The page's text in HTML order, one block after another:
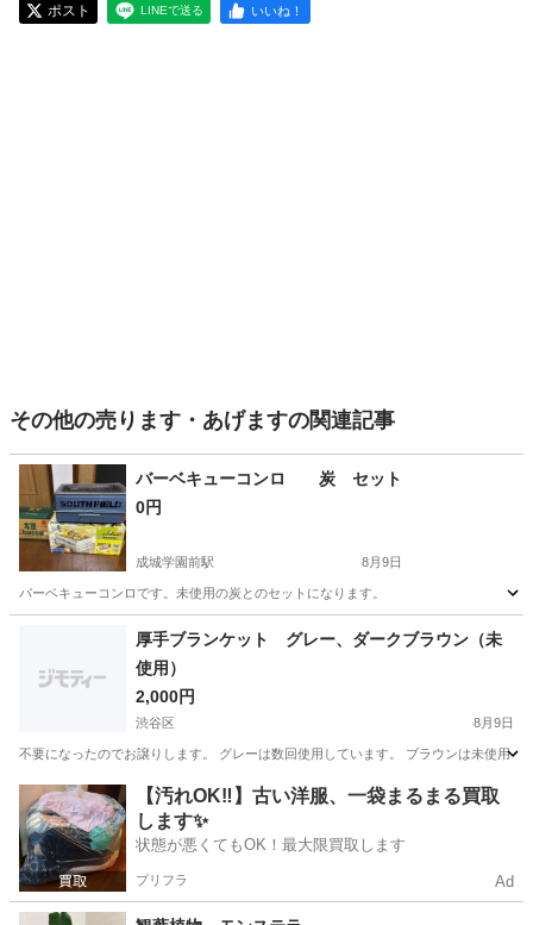
ポスト LINEで送る いいね！
その他の売ります・あげますの関連記事
バーベキューコンロ 炭 セット
0円
成城学園前駅 8月9日
バーベキューコンロです。未使用の炭とのセットになります。
成城学園前駅 その他
厚手ブランケット グレー、ダークブラウン（未
使用）
2,000円
渋谷区 8月9日
不要になったのでお譲りします。 グレーは数回使用しています。 ブラウンは未使用
東京 渋谷区 その他 ブランケット
【汚れOK‼️】古い洋服、一袋まるまる買取
します✨
状態が悪くてもOK！最大限買取します
プリフラ Ad